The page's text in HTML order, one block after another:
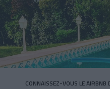
CONNAISSEZ-VOUS LE AIRBNB